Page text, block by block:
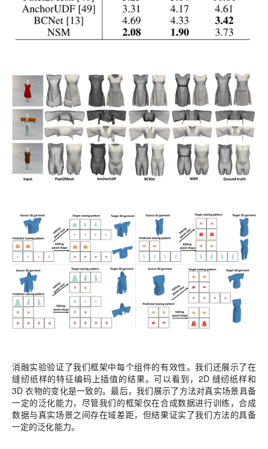
消融实验验证了我们框架中每个组件的有效性。我们还展示了在
缝纫纸样的特征编码上插值的结果。可以看到，2D 缝纫纸样和
3D 衣物的变化是一致的。最后，我们展示了方法对真实场景具备
一定的泛化能力，尽管我们的框架仅在合成数据进行训练，合成
数据与真实场景之间存在域差距，但结果证实了我们方法的具备
一定的泛化能力。